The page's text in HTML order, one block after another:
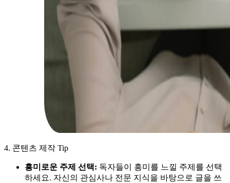
4. 콘텐츠 제작 Tip
흥미로운 주제 선택: 독자들이 흥미를 느낄 주제를 선택
하세요. 자신의 관심사나 전문 지식을 바탕으로 글을 쓰